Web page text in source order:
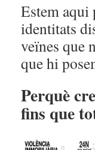
Estem aqui
identitats
veïnes que
que hi
Perquè
fins que